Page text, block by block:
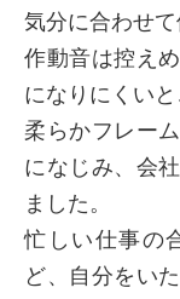
気分に合わせて
作動音は控え
になりにくいと
柔らかフレー
になじみ、会
ました。
忙しい仕事の
ど、自分をい